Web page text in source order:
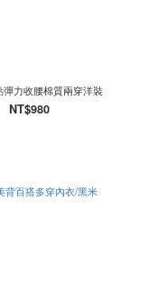
力收腰棉質兩穿洋裝
NT$980